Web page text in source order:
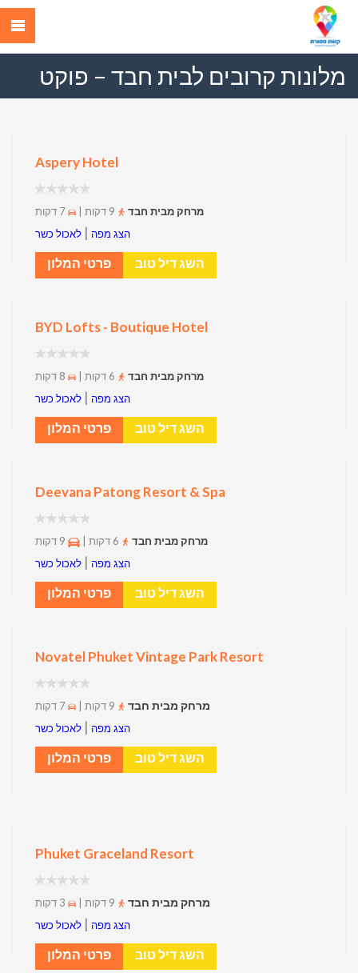
מלונות קרובים לבית חבד – פוקט
Aspery Hotel
מרחק מבית חבד
הצג מפה | לאכול כשר
פרטי המלון השג דיל טוב
BYD Lofts - Boutique Hotel
מרחק מבית חבד
הצג מפה | לאכול כשר
פרטי המלון השג דיל טוב
Deevana Patong Resort & Spa
מרחק מבית חבד
הצג מפה | לאכול כשר
פרטי המלון השג דיל טוב
Novatel Phuket Vintage Park Resort
מרחק מבית חבד
הצג מפה | לאכול כשר
פרטי המלון השג דיל טוב
Phuket Graceland Resort
מרחק מבית חבד
הצג מפה | לאכול כשר
פרטי המלון השג דיל טוב